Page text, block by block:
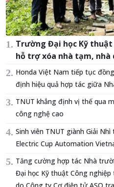
Trường Đại học Kỹ
hỗ trợ xóa nhà tạm,
Honda Việt Nam tiếp tục
định hiệu quả hợp tác giữa
TNUT khẳng định vị thế qua
công nghệ cao
Sinh viên TNUT giành Giải
Electric Cup Automation
Tăng cường hợp tác Nhà
Đại học Kỹ thuật Công